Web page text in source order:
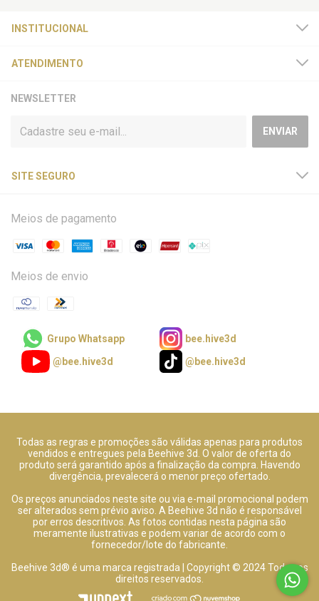
INSTITUCIONAL
ATENDIMENTO
NEWSLETTER
SITE SEGURO
Meios de pagamento
Meios de envio
Grupo Whatsapp
bee.hive3d
@bee.hive3d
@bee.hive3d
Todas as regras e promoções são válidas apenas para produtos
vendidos e entregues pela Beehive 3d. O valor de oferta do
produto será garantido após a finalização da compra. Havendo
divergência, prevalecerá o menor preço ofertado.
Os preços anunciados neste site ou via e-mail promocional podem
ser alterados sem prévio aviso. A Beehive 3d não é responsável
por erros descritivos. As fotos contidas nesta página são
meramente ilustrativas e podem variar de acordo com o
fornecedor/lote do fabricante.
Beehive 3d® é uma marca registrada | Copyright © 2024 Todos os
direitos reservados.